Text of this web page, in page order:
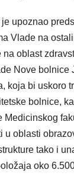
upoznao
Vlade na
na oblast
Nove bolnice
koja bi uskoro
bolnice,
Medicinskog
u oblasti
tako i
oko